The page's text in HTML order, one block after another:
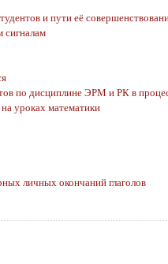
и пути её
по дисциплине ЭРМ и РК в
уроках математики
личных окончаний глаголов